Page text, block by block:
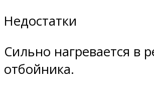
Недостатки
Сильно нагревается в
отбойника.